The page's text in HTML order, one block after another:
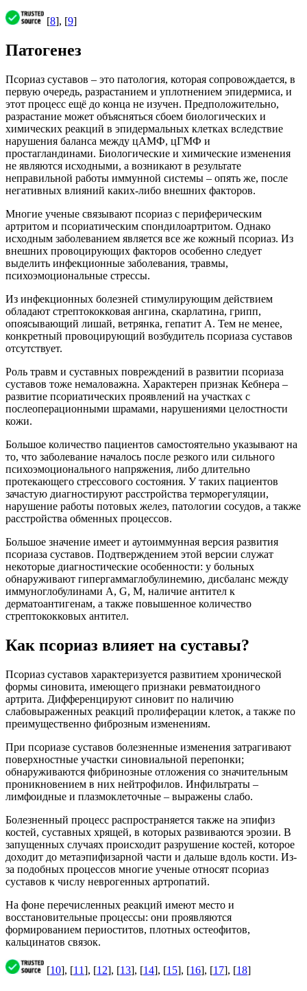
[8], [9]
Патогенез
Псориаз суставов – это патология, которая сопровождается, в
первую очередь, разрастанием и уплотнением эпидермиса, и
этот процесс ещё до конца не изучен. Предположительно,
разрастание может объясняться сбоем биологических и
химических реакций в эпидермальных клетках вследствие
нарушения баланса между цАМФ, цГМФ и
простагландинами. Биологические и химические изменения
не являются исходными, а возникают в результате
неправильной работы иммунной системы – опять же, после
негативных влияний каких-либо внешних факторов.
Многие ученые связывают псориаз с периферическим
артритом и псориатическим спондилоартритом. Однако
исходным заболеванием является все же кожный псориаз. Из
внешних провоцирующих факторов особенно следует
выделить инфекционные заболевания, травмы,
психоэмоциональные стрессы.
Из инфекционных болезней стимулирующим действием
обладают стрептококковая ангина, скарлатина, грипп,
опоясывающий лишай, ветрянка, гепатит A. Тем не менее,
конкретный провоцирующий возбудитель псориаза суставов
отсутствует.
Роль травм и суставных повреждений в развитии псориаза
суставов тоже немаловажна. Характерен признак Кебнера –
развитие псориатических проявлений на участках с
послеоперационными шрамами, нарушениями целостности
кожи.
Большое количество пациентов самостоятельно указывают на
то, что заболевание началось после резкого или сильного
психоэмоционального напряжения, либо длительно
протекающего стрессового состояния. У таких пациентов
зачастую диагностируют расстройства терморегуляции,
нарушение работы потовых желез, патологии сосудов, а также
расстройства обменных процессов.
Большое значение имеет и аутоиммунная версия развития
псориаза суставов. Подтверждением этой версии служат
некоторые диагностические особенности: у больных
обнаруживают гипергаммаглобулинемию, дисбаланс между
иммуноглобулинами A, G, M, наличие антител к
дерматоантигенам, а также повышенное количество
стрептококковых антител.
Как псориаз влияет на суставы?
Псориаз суставов характеризуется развитием хронической
формы синовита, имеющего признаки ревматоидного
артрита. Дифференцируют синовит по наличию
слабовыраженных реакций пролиферации клеток, а также по
преимущественно фиброзным изменениям.
При псориазе суставов болезненные изменения затрагивают
поверхностные участки синовиальной перепонки;
обнаруживаются фибринозные отложения со значительным
проникновением в них нейтрофилов. Инфильтраты –
лимфоидные и плазмоклеточные – выражены слабо.
Болезненный процесс распространяется также на эпифиз
костей, суставных хрящей, в которых развиваются эрозии. В
запущенных случаях происходит разрушение костей, которое
доходит до метаэпифизарной части и дальше вдоль кости. Из-
за подобных процессов многие ученые относят псориаз
суставов к числу неврогенных артропатий.
На фоне перечисленных реакций имеют место и
восстановительные процессы: они проявляются
формированием периоститов, плотных остеофитов,
кальцинатов связок.
[10], [11], [12], [13], [14], [15], [16], [17], [18]